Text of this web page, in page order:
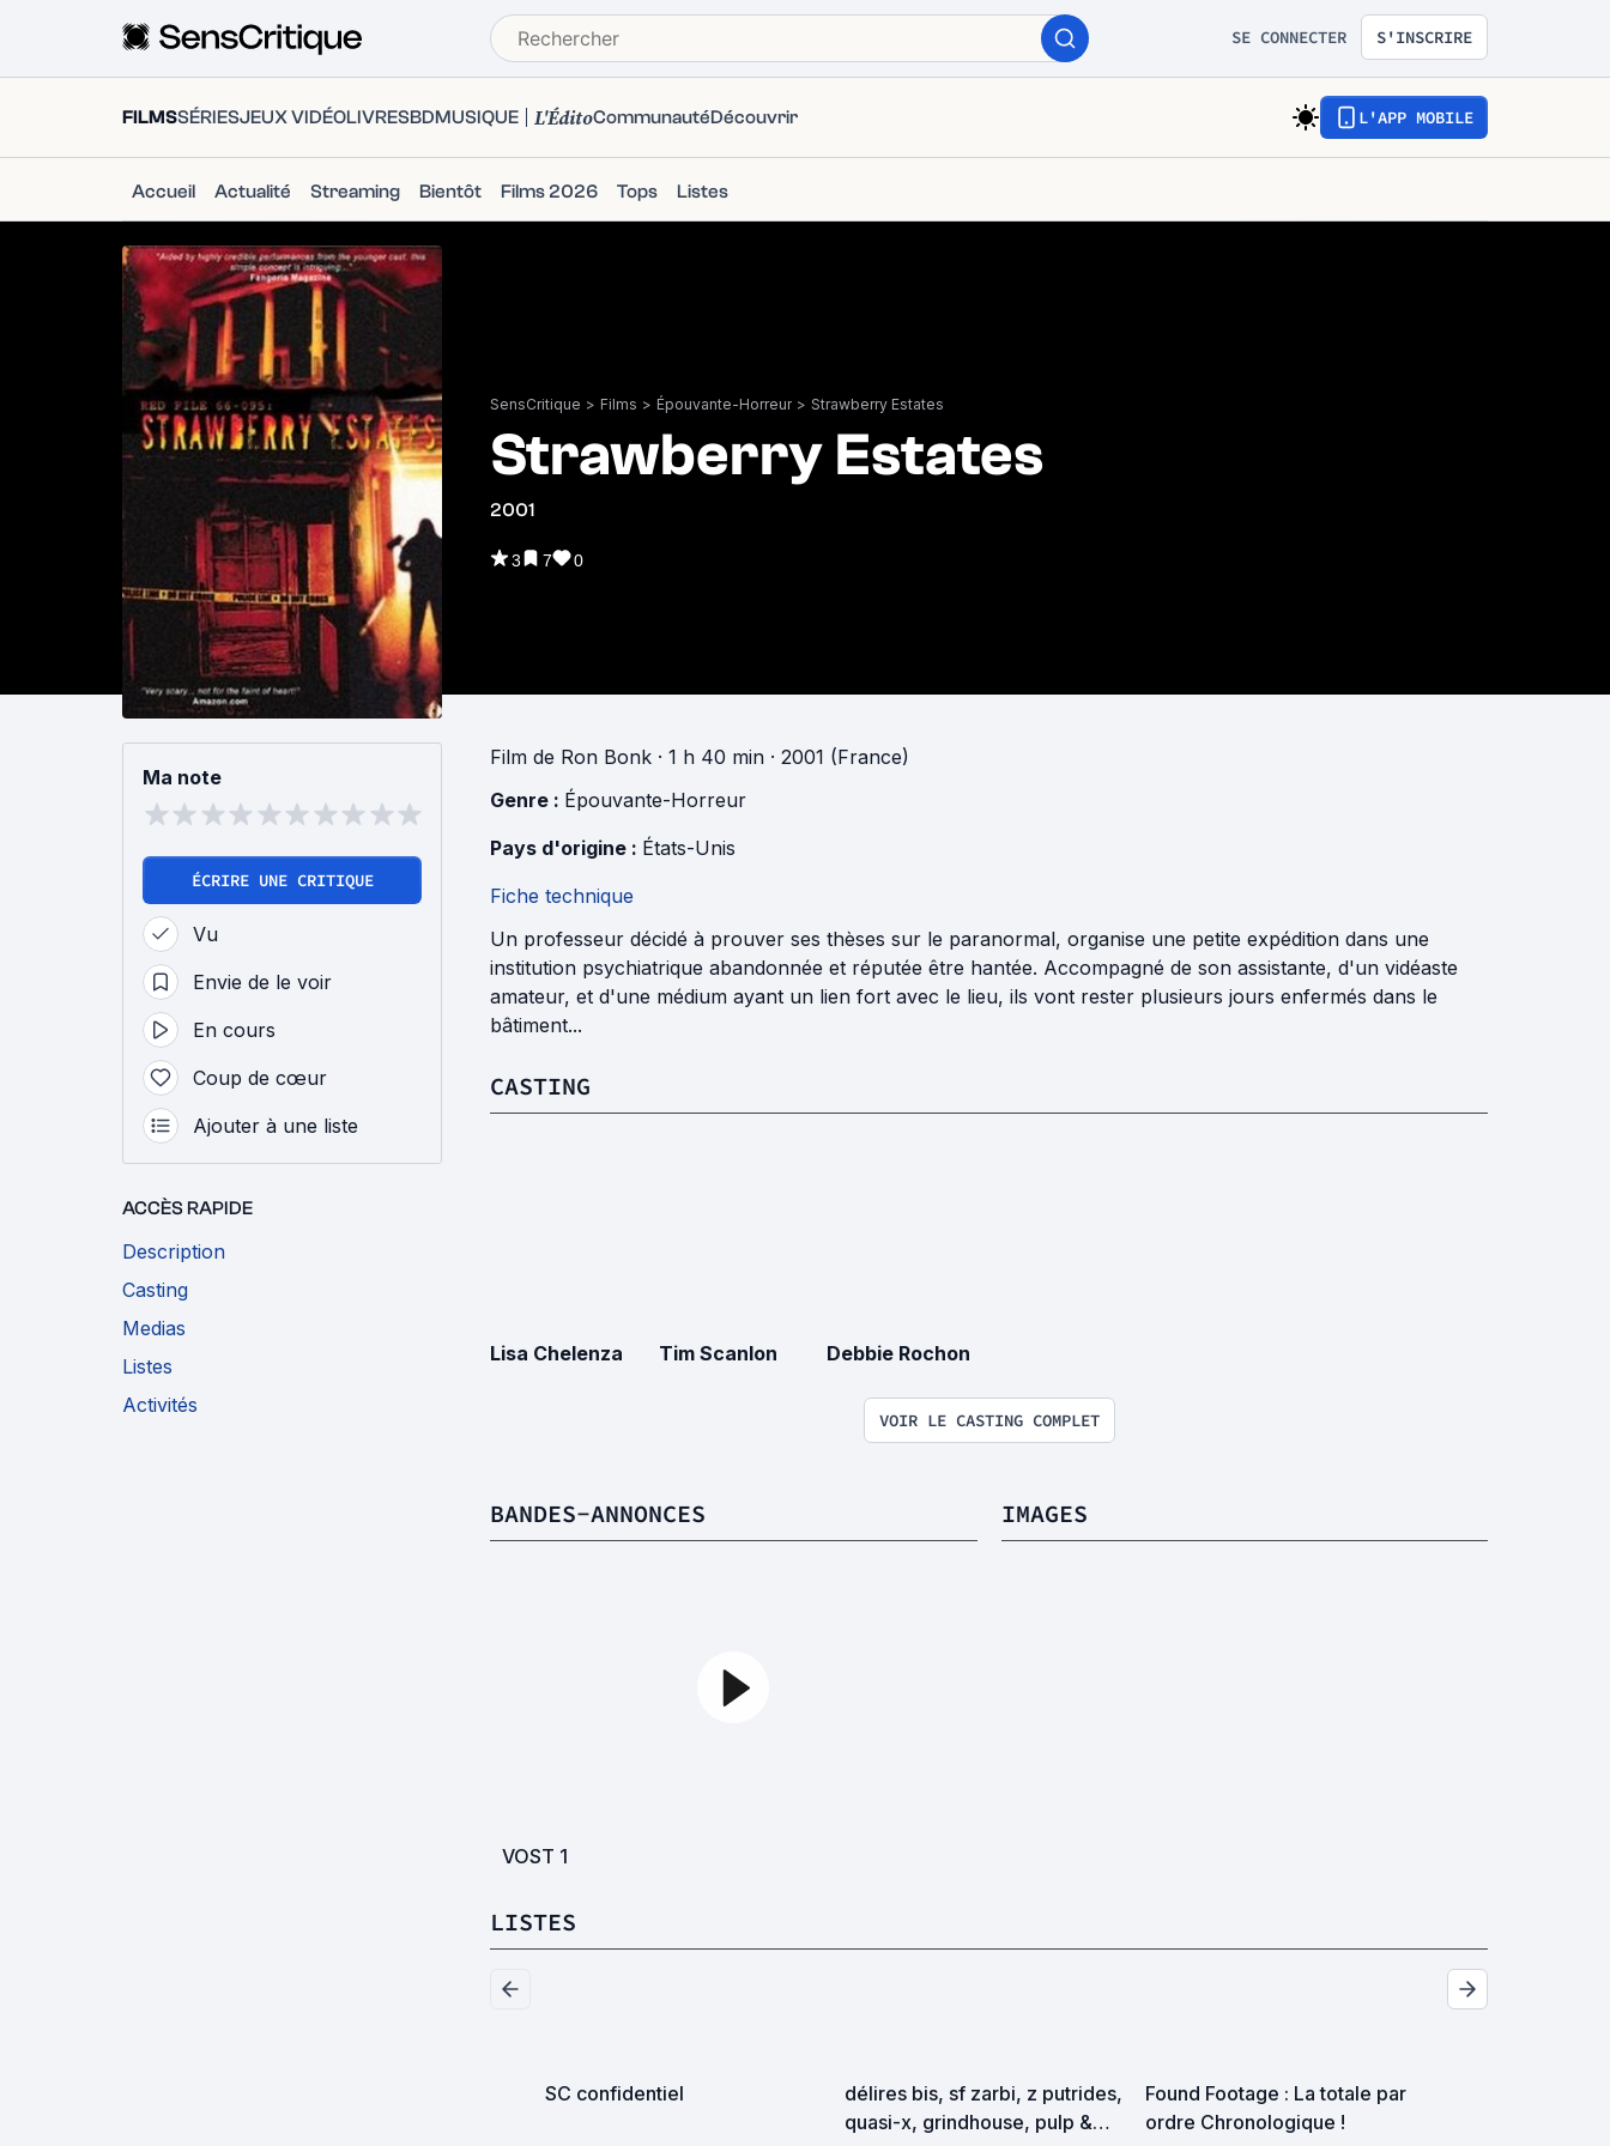
SE CONNECTER S'INSCRIRE
FILMSSÉRIESJEUX VIDÉOLIVRESBDMUSIQUE L'ÉditoCommunautéDécouvrir L'APP MOBILE
Accueil Actualité Streaming Bientôt Films 2026 Tops Listes
SensCritique > Films > Épouvante-Horreur > Strawberry Estates
Strawberry Estates
2001
3 7 0
Ma note
ÉCRIRE UNE CRITIQUE
Vu
Envie de le voir
En cours
Coup de cœur
Ajouter à une liste
ACCÈS RAPIDE
Description
Casting
Medias
Listes
Activités
Film de Ron Bonk · 1 h 40 min · 2001 (France)
Genre : Épouvante-Horreur
Pays d'origine : États-Unis
Fiche technique
Un professeur décidé à prouver ses thèses sur le paranormal, organise une petite expédition dans une
institution psychiatrique abandonnée et réputée être hantée. Accompagné de son assistante, d'un vidéaste
amateur, et d'une médium ayant un lien fort avec le lieu, ils vont rester plusieurs jours enfermés dans le
bâtiment...
CASTING
Lisa Chelenza Tim Scanlon Debbie Rochon
VOIR LE CASTING COMPLET
BANDES-ANNONCES
VOST 1
IMAGES
LISTES
SC confidentiel
délires bis, sf zarbi, z putrides,
quasi-x, grindhouse, pulp &
Found Footage : La totale par
ordre Chronologique !